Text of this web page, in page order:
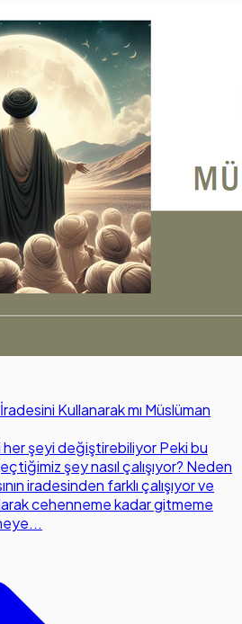
Kullanarak mı Müslüman
her şeyi değiştirebiliyor Peki bu
şey nasıl çalışıyor? Neden
iradesinden farklı çalışıyor ve
cehenneme kadar gitmeme